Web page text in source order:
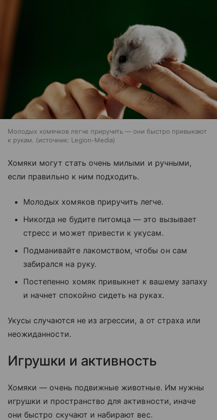
Молодых хомячков легче приручить — они быстро привыкают
к рукам.
источник: Legion-Media
Хомяки могут стать очень милыми и ручными,
если правильно к ним подходить.
Молодых хомяков приручить легче.
Никогда не будите питомца — это вызывает
стресс и может привести к укусам.
Подманивайте лакомством, чтобы он сам
забирался на руку.
Постепенно хомяк привыкнет к вашему запаху
и начнет спокойно сидеть на руках.
Укусы случаются не из агрессии, а от страха или
неожиданности.
Игрушки и активность
Хомяки — очень подвижные животные. Им нужны
игрушки и пространство для активности, иначе
они быстро скучают и набирают вес.